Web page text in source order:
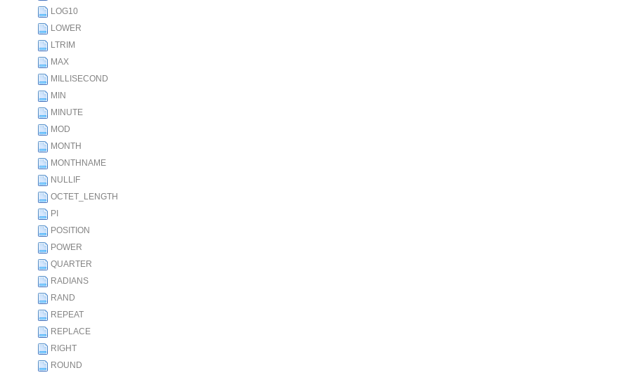
LOG10
LOWER
LTRIM
MAX
MILLISECOND
MIN
MINUTE
MOD
MONTH
MONTHNAME
NULLIF
OCTET_LENGTH
PI
POSITION
POWER
QUARTER
RADIANS
RAND
REPEAT
REPLACE
RIGHT
ROUND